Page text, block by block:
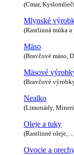
(Cmar,
Mlynské
(Rastlinná múka a
Mäso
(Bravčové mäso,
Mäsové
(Bravčové
Nealko
(Limonády,
Oleje a tuky
(Rastlinné oleje,
Ovocie a